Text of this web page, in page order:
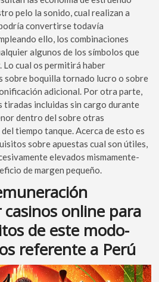
pelo la sonido, cual realizan a
convertirse todavía
ello, los combinaciones
algunos de los símbolos que
Lo cual os permitirá haber
sobre boquilla tornado lucro o sobre
adicional. Por otra parte,
tiradas incluidas sin cargo durante
dentro del sobre otras
tiempo tanque. Acerca de esto es
sobre apuestas cual son útiles,
elevados mismamente­
de margen pequeño.
online para
de este modo­
referente a Perú